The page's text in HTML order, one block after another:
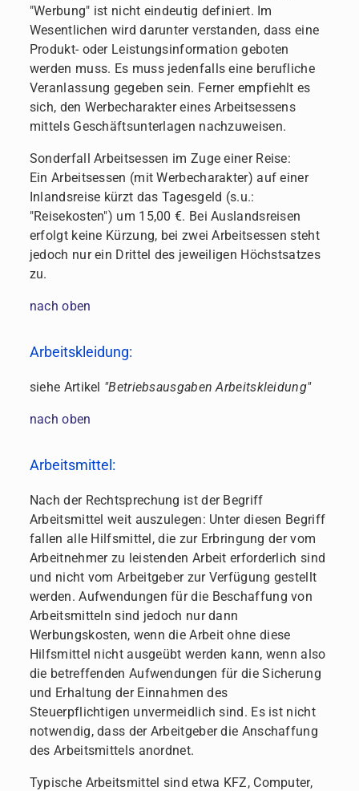
"Werbung" ist nicht eindeutig definiert. Im
Wesentlichen wird darunter verstanden, dass eine
Produkt- oder Leistungsinformation geboten
werden muss. Es muss jedenfalls eine berufliche
Veranlassung gegeben sein. Ferner empfiehlt es
sich, den Werbecharakter eines Arbeitsessens
mittels Geschäftsunterlagen nachzuweisen.
Sonderfall Arbeitsessen im Zuge einer Reise:
Ein Arbeitsessen (mit Werbecharakter) auf einer
Inlandsreise kürzt das Tagesgeld (s.u.:
"Reisekosten") um 15,00 €. Bei Auslandsreisen
erfolgt keine Kürzung, bei zwei Arbeitsessen steht
jedoch nur ein Drittel des jeweiligen Höchstsatzes
zu.
nach oben
Arbeitskleidung:
siehe Artikel "Betriebsausgaben Arbeitskleidung"
nach oben
Arbeitsmittel:
Nach der Rechtsprechung ist der Begriff
Arbeitsmittel weit auszulegen: Unter diesen Begriff
fallen alle Hilfsmittel, die zur Erbringung der vom
Arbeitnehmer zu leistenden Arbeit erforderlich sind
und nicht vom Arbeitgeber zur Verfügung gestellt
werden. Aufwendungen für die Beschaffung von
Arbeitsmitteln sind jedoch nur dann
Werbungskosten, wenn die Arbeit ohne diese
Hilfsmittel nicht ausgeübt werden kann, wenn also
die betreffenden Aufwendungen für die Sicherung
und Erhaltung der Einnahmen des
Steuerpflichtigen unvermeidlich sind. Es ist nicht
notwendig, dass der Arbeitgeber die Anschaffung
des Arbeitsmittels anordnet.
Typische Arbeitsmittel sind etwa KFZ, Computer,